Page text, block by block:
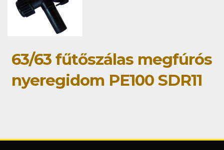
63/63 fűtőszálas megfúrós
nyeregidom PE100 SDR11